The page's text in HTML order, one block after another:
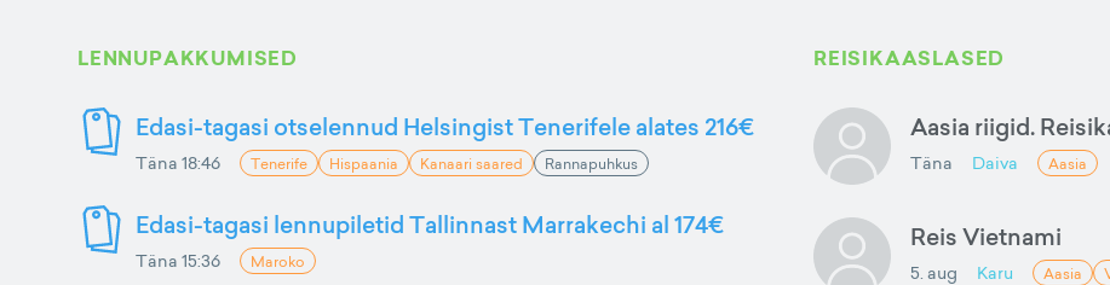
LENNUPAKKUMISED
Edasi-tagasi otselennud Helsingist Tenerifele alates 216€
Täna 18:46 Tenerife Hispaania Kanaari saared Rannapuhkus
Edasi-tagasi lennupiletid Tallinnast Marrakechi al 174€
Täna 15:36 Maroko
REISIKAASLASED
Aasia riigid.
Täna Daiva Aasia
Reis Vietnami
5. aug Karu Aasia